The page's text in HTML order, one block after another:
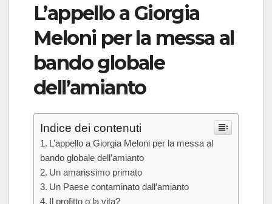
L’appello a Giorgia
Meloni per la messa al
bando globale
dell’amianto
Indice dei contenuti
L’appello a Giorgia Meloni per la messa al
bando globale dell’amianto
Un amarissimo primato
Un Paese contaminato dall’amianto
Il profitto o la vita?